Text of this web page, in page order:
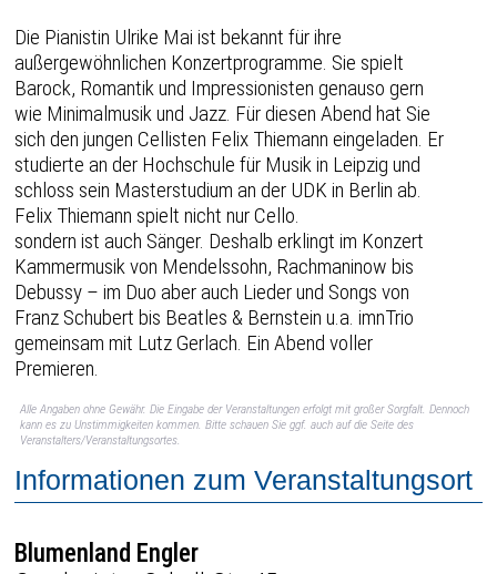
Die Pianistin Ulrike Mai ist bekannt für ihre
außergewöhnlichen Konzertprogramme. Sie spielt
Barock, Romantik und Impressionisten genauso gern
wie Minimalmusik und Jazz. Für diesen Abend hat Sie
sich den jungen Cellisten Felix Thiemann eingeladen. Er
studierte an der Hochschule für Musik in Leipzig und
schloss sein Masterstudium an der UDK in Berlin ab.
Felix Thiemann spielt nicht nur Cello.
sondern ist auch Sänger. Deshalb erklingt im Konzert
Kammermusik von Mendelssohn, Rachmaninow bis
Debussy – im Duo aber auch Lieder und Songs von
Franz Schubert bis Beatles & Bernstein u.a. imnTrio
gemeinsam mit Lutz Gerlach. Ein Abend voller
Premieren.
Alle Angaben ohne Gewähr. Die Eingabe der Veranstaltungen erfolgt mit großer Sorgfalt. Dennoch
kann es zu Unstimmigkeiten kommen. Bitte schauen Sie ggf. auch auf die Seite des
Veranstalters/Veranstaltungsortes.
Informationen zum Veranstaltungsort
Blumenland Engler